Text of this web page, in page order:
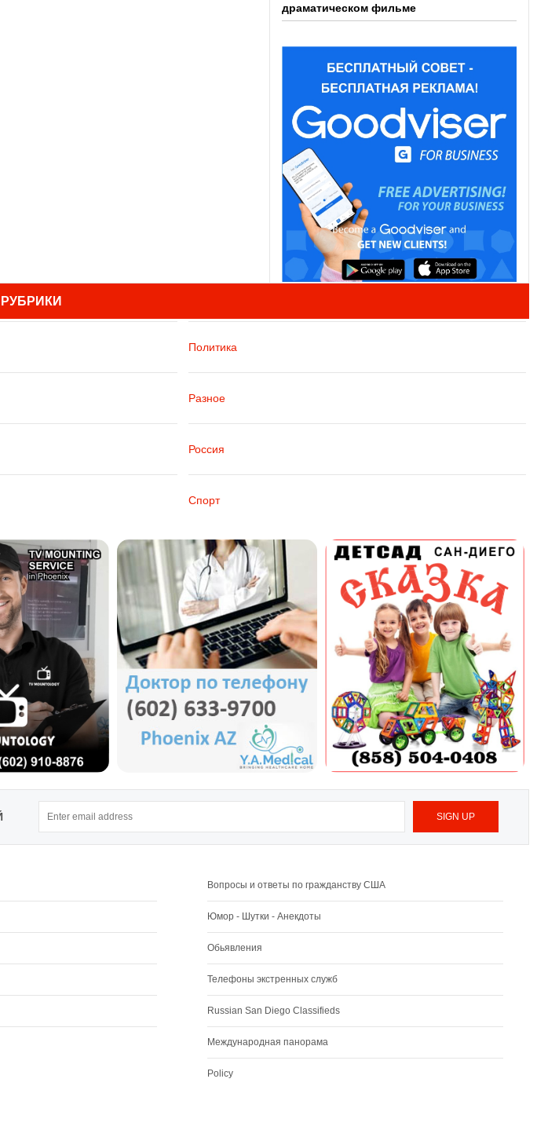
драматическом фильме
Политика
Разное
Россия
Спорт
Вопросы и ответы по гражданству США
Юмор - Шутки - Анекдоты
Обьявления
Телефоны экстренных служб
Russian San Diego Classifieds
Международная панорама
Policy